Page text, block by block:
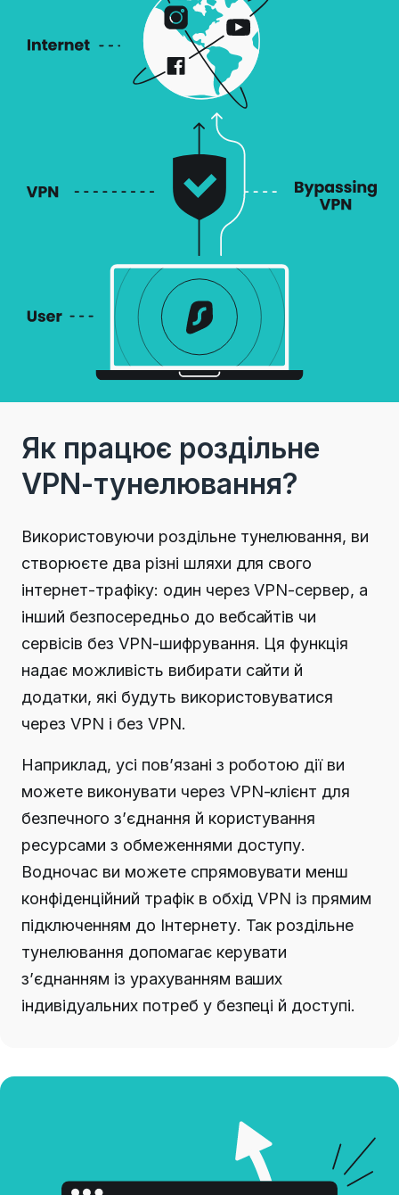
Як працює роздільне
VPN-тунелювання?
Використовуючи роздільне тунелювання, ви
створюєте два різні шляхи для свого
інтернет-трафіку: один через VPN-сервер, а
інший безпосередньо до вебсайтів чи
сервісів без VPN-шифрування. Ця функція
надає можливість вибирати сайти й
додатки, які будуть використовуватися
через VPN і без VPN.
Наприклад, усі пов’язані з роботою дії ви
можете виконувати через VPN-клієнт для
безпечного з’єднання й користування
ресурсами з обмеженнями доступу.
Водночас ви можете спрямовувати менш
конфіденційний трафік в обхід VPN із прямим
підключенням до Інтернету. Так роздільне
тунелювання допомагає керувати
з’єднанням із урахуванням ваших
індивідуальних потреб у безпеці й доступі.